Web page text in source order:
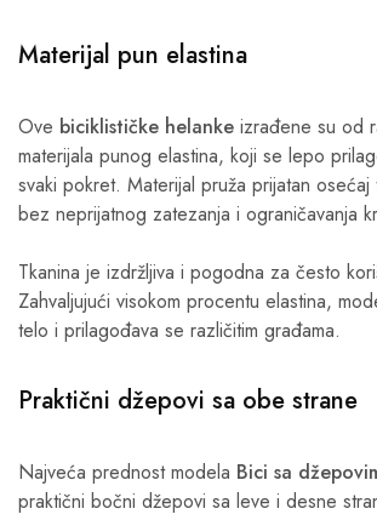
Materijal pun elastina
Ove biciklističke helanke izrađene su od
materijala punog elastina, koji se lepo
svaki pokret. Materijal pruža prijatan osećaj
bez neprijatnog zatezanja i ograničavanja
Tkanina je izdržljiva i pogodna za često
Zahvaljujući visokom procentu elastina,
telo i prilagođava se različitim građama.
Praktični džepovi sa obe strane
Najveća prednost modela Bici sa
praktični bočni džepovi sa leve i desne